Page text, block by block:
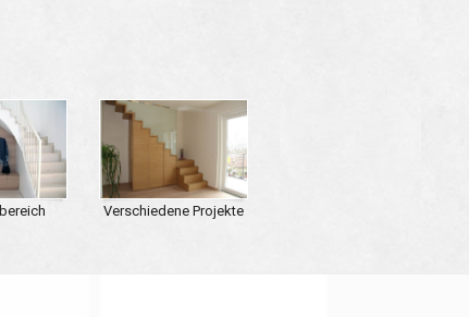
Verschiedene Projekte